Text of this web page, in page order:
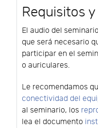
Requisitos
El audio del
que será necesario
participar en el
o auriculares.
Le recomendamos
conectividad del
al seminario, los
lea el documento